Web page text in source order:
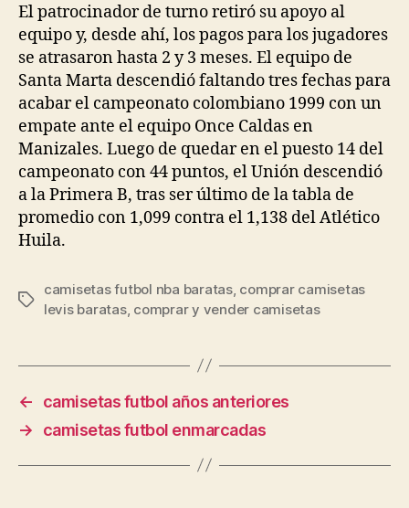
El patrocinador de turno retiró su apoyo al
equipo y, desde ahí, los pagos para los jugadores
se atrasaron hasta 2 y 3 meses. El equipo de
Santa Marta descendió faltando tres fechas para
acabar el campeonato colombiano 1999 con un
empate ante el equipo Once Caldas en
Manizales. Luego de quedar en el puesto 14 del
campeonato con 44 puntos, el Unión descendió
a la Primera B, tras ser último de la tabla de
promedio con 1,099 contra el 1,138 del Atlético
Huila.
Etiquetas
camisetas futbol nba baratas, comprar camisetas
levis baratas, comprar y vender camisetas
←
camisetas futbol años anteriores
→
camisetas futbol enmarcadas